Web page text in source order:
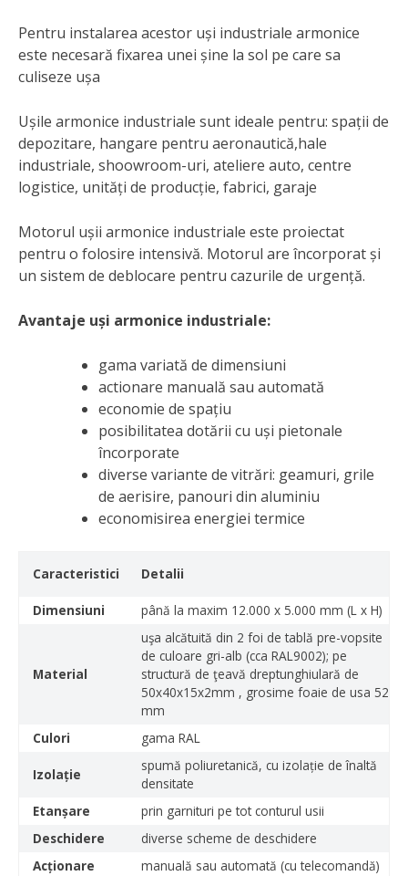
Pentru instalarea acestor uși industriale armonice
este necesară fixarea unei șine la sol pe care sa
culiseze ușa
Ușile armonice industriale sunt ideale pentru: spații de
depozitare, hangare pentru aeronautică,hale
industriale, shoowroom-uri, ateliere auto, centre
logistice, unități de producție, fabrici, garaje
Motorul ușii armonice industriale este proiectat
pentru o folosire intensivă. Motorul are încorporat și
un sistem de deblocare pentru cazurile de urgență.
Avantaje uși armonice industriale:
gama variată de dimensiuni
actionare manuală sau automată
economie de spațiu
posibilitatea dotării cu uși pietonale
încorporate
diverse variante de vitrări: geamuri, grile
de aerisire, panouri din aluminiu
economisirea energiei termice
Caracteristici Detalii
Dimensiuni până la maxim 12.000 x 5.000 mm (L x H)
Material
uşa alcătuită din 2 foi de tablă pre-vopsite
de culoare gri-alb (cca RAL9002); pe
structură de ţeavă dreptunghiulară de
50x40x15x2mm , grosime foaie de usa 52
mm
Culori
gama RAL
Izolație
spumă poliuretanică, cu izolație de înaltă
densitate
Etanșare
prin garnituri pe tot conturul usii
Deschidere
diverse scheme de deschidere
Acționare
manuală sau automată (cu telecomandă)